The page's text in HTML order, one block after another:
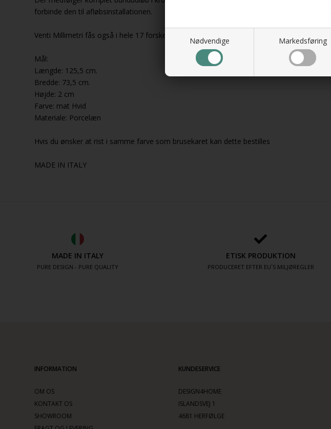
Nødvendige Markedsføring
forbinde den til afløbsinstallationen.
Venti Millimetri fås også i hele 17 forskellige farver (9 matte og 8 blanke)
Mål:
Længde: 125,5 cm.
Bredde: 73,5 cm.
Højde: 2 cm
Farve: mat Hvid
Materiale: Porcelæn
Hvis du ønsker at rist i samme farve som brusekaret kan dette bestilles
MADE IN ITALY
MADE IN ITALY
PURE DESIGN - PURE QUALITY
ETISK PRODUKTION
PRODUCERET EFTER EU´S MILJØREGLER
INFORMATION
OM OS
KONTAKT OS
SHOWROOM
KUNDESERVICE
DESIGN4HOME
ISLANDSVEJ 1
4681 HERFØLGE